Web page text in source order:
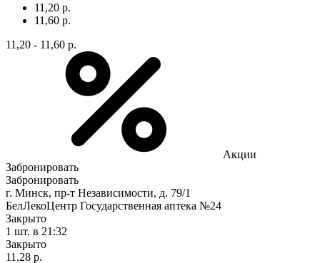
11,20 р.
11,60 р.
11,20 - 11,60 р.
Акции
Забронировать
Забронировать
г. Минск, пр-т Независимости, д. 79/1
БелЛекоЦентр Государственная аптека №24
Закрыто
1 шт. в 21:32
Закрыто
11,28 р.